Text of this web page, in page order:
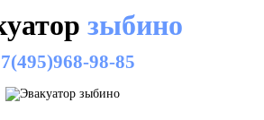
зыбино
98-85